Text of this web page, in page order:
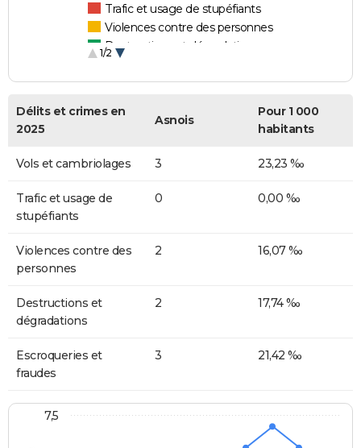
Trafic et usage de stupéfiants
Violences contre des personnes
Destructions et dégradations
1/2
Délits et crimes en
2025
Asnois
Pour 1 000
habitants
Vols et cambriolages 3 23,23 ‰
Trafic et usage de
stupéfiants
0 0,00 ‰
Violences contre des
personnes
2 16,07 ‰
Destructions et
dégradations
2 17,74 ‰
Escroqueries et
fraudes
3 21,42 ‰
7,5